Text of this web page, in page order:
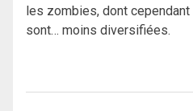
les zombies, dont
sont… moins diversifiées.